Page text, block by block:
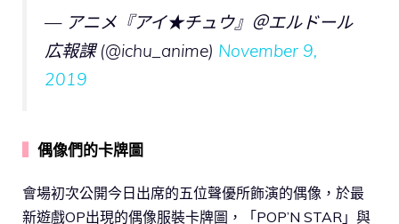
— アニメ『アイ★チュウ』＠エルドール
広報課 (@ichu_anime) November 9,
2019
偶像們的卡牌圖
會場初次公開今日出席的五位聲優所飾演的偶像，於最
新遊戲OP出現的偶像服裝卡牌圖，「POP’N STAR」與